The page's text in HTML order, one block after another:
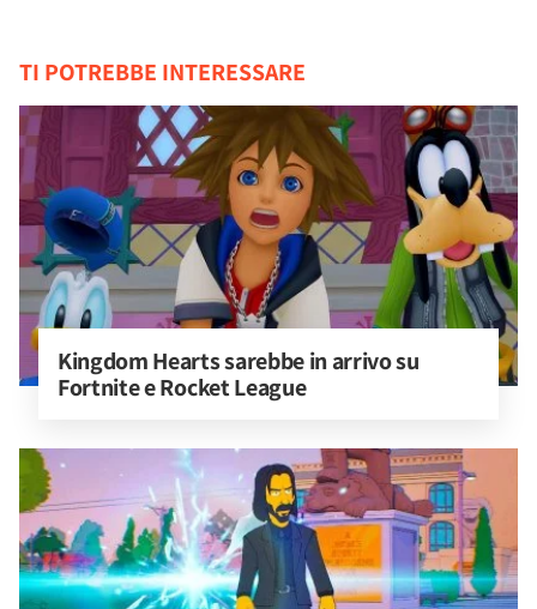
TI POTREBBE INTERESSARE
Kingdom Hearts sarebbe in arrivo su
Fortnite e Rocket League